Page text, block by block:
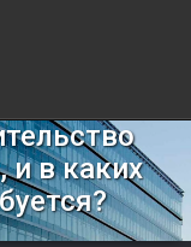
и в каких